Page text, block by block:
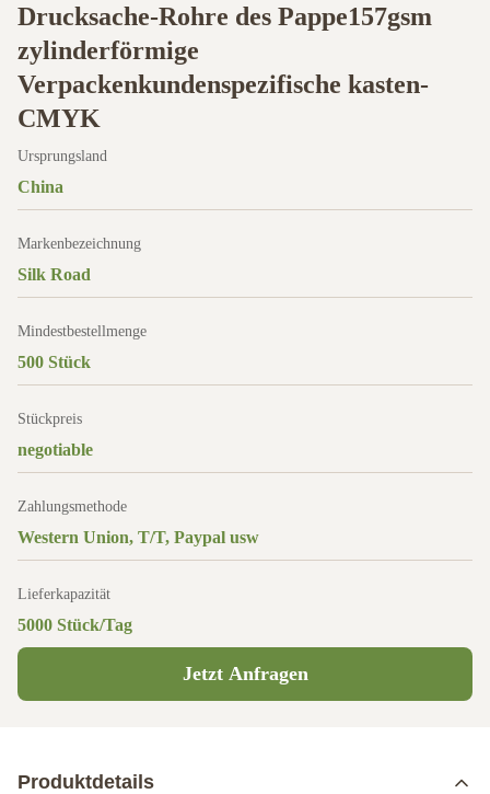
Drucksache-Rohre des Pappe157gsm
zylinderförmige
Verpackenkundenspezifische kasten-
CMYK
Ursprungsland
China
Markenbezeichnung
Silk Road
Mindestbestellmenge
500 Stück
Stückpreis
negotiable
Zahlungsmethode
Western Union, T/T, Paypal usw
Lieferkapazität
5000 Stück/Tag
Jetzt Anfragen
Produktdetails